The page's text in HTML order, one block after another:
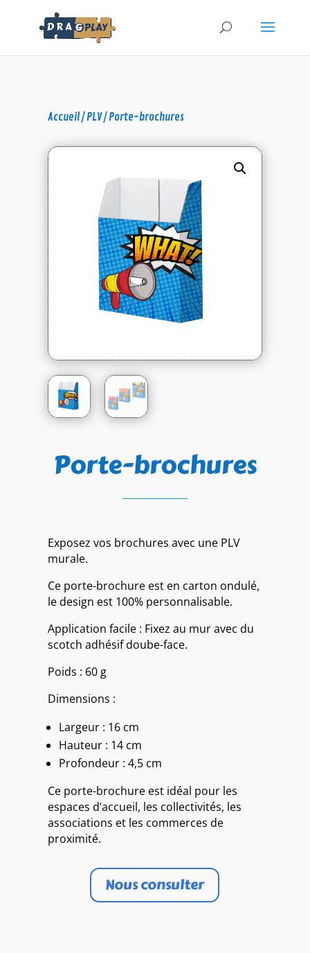
Accueil/PLV/ Porte-brochures
Porte-brochures
Exposez vos brochures avec une PLV
murale.
Ce porte-brochure est en carton ondulé,
le design est 100% personnalisable.
Application facile : Fixez au mur avec du
scotch adhésif doube-face.
Poids : 60 g
Dimensions :
Largeur : 16 cm
Hauteur : 14 cm
Profondeur : 4,5 cm
Ce porte-brochure est idéal pour les
espaces d’accueil, les collectivités, les
associations et les commerces de
proximité.
Nous consulter